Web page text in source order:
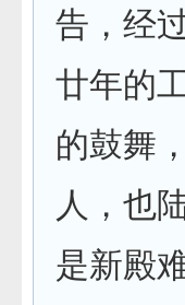
告，经
廿年的
的鼓舞
人，也
是新殿